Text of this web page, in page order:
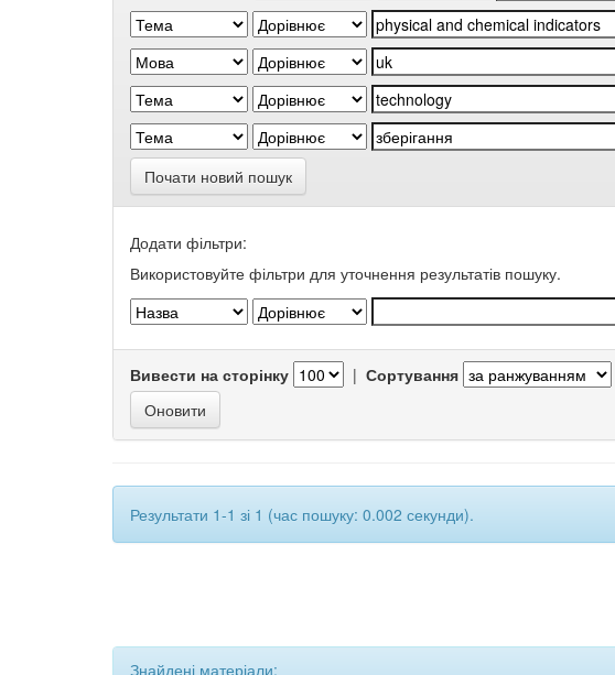
Почати новий пошук
Додати фільтри:
Використовуйте фільтри для уточнення результатів пошуку.
Вивести на сторінку | Сортування
Результати 1-1 зі 1 (час пошуку: 0.002 секунди).
Знайдені матеріали: